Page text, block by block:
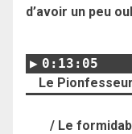
d’avoir un peu
0:13:05
Le
/ Le